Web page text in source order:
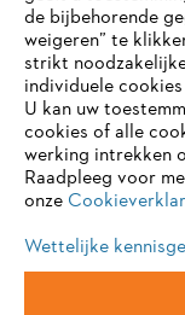
Contact
ANDREAS STIHL
Je gebruikt een
onze website
je overschakelt op
firefox
safari
de bijbehorende
weigeren” te
strikt
individuele
U kan uw
cookies of alle
werking intrekken
Raadpleeg voor
onze
Wettelijke